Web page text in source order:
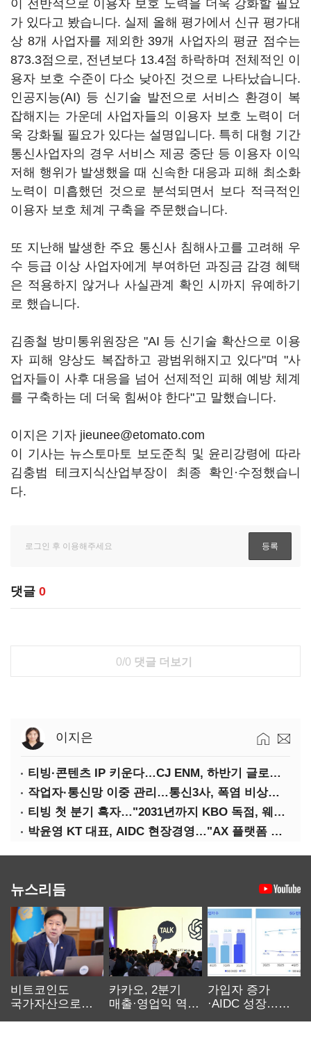
이 전반적으로 이용자 보호 노력을 더욱 강화할 필요
가 있다고 봤습니다. 실제 올해 평가에서 신규 평가대
상 8개 사업자를 제외한 39개 사업자의 평균 점수는
873.3점으로, 전년보다 13.4점 하락하며 전체적인 이
용자 보호 수준이 다소 낮아진 것으로 나타났습니다.
인공지능(AI) 등 신기술 발전으로 서비스 환경이 복
잡해지는 가운데 사업자들의 이용자 보호 노력이 더
욱 강화될 필요가 있다는 설명입니다. 특히 대형 기간
통신사업자의 경우 서비스 제공 중단 등 이용자 이익
저해 행위가 발생했을 때 신속한 대응과 피해 최소화
노력이 미흡했던 것으로 분석되면서 보다 적극적인
이용자 보호 체계 구축을 주문했습니다.
또 지난해 발생한 주요 통신사 침해사고를 고려해 우
수 등급 이상 사업자에게 부여하던 과징금 감경 혜택
은 적용하지 않거나 사실관계 확인 시까지 유예하기
로 했습니다.
김종철 방미통위원장은 "AI 등 신기술 확산으로 이용
자 피해 양상도 복잡하고 광범위해지고 있다"며 "사
업자들이 사후 대응을 넘어 선제적인 피해 예방 체계
를 구축하는 데 더욱 힘써야 한다"고 말했습니다.
이지은 기자 jieunee@etomato.com
이 기사는 뉴스토마토 보도준칙 및 윤리강령에 따라
김충범 테크지식산업부장이 최종 확인·수정했습니
다.
댓글 0
0/0 댓글 더보기
이지은
티빙·콘텐츠 IP 키운다…CJ ENM, 하반기 글로벌 확장 가속
작업자·통신망 이중 관리…통신3사, 폭염 비상대응 돌입
티빙 첫 분기 흑자…"2031년까지 KBO 독점, 웨이브 합병도 속도"
박윤영 KT 대표, AIDC 현장경영…"AX 플랫폼 핵심 인프라로 키운다"
뉴스리듬
비트코인도
국가자산으로…'
카카오, 2분기
매출·영업익 역대
가입자 증가
·AIDC 성장…